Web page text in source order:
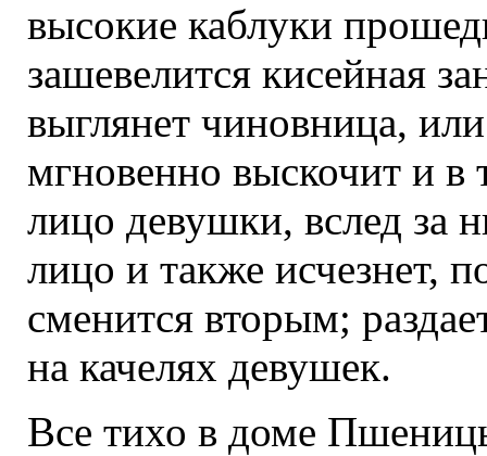
высокие каблуки
зашевелится кисейная
выглянет чиновница,
мгновенно выскочит и в
лицо девушки, вслед за
лицо и также исчезнет,
сменится вторым;
на качелях девушек.
Все тихо в доме